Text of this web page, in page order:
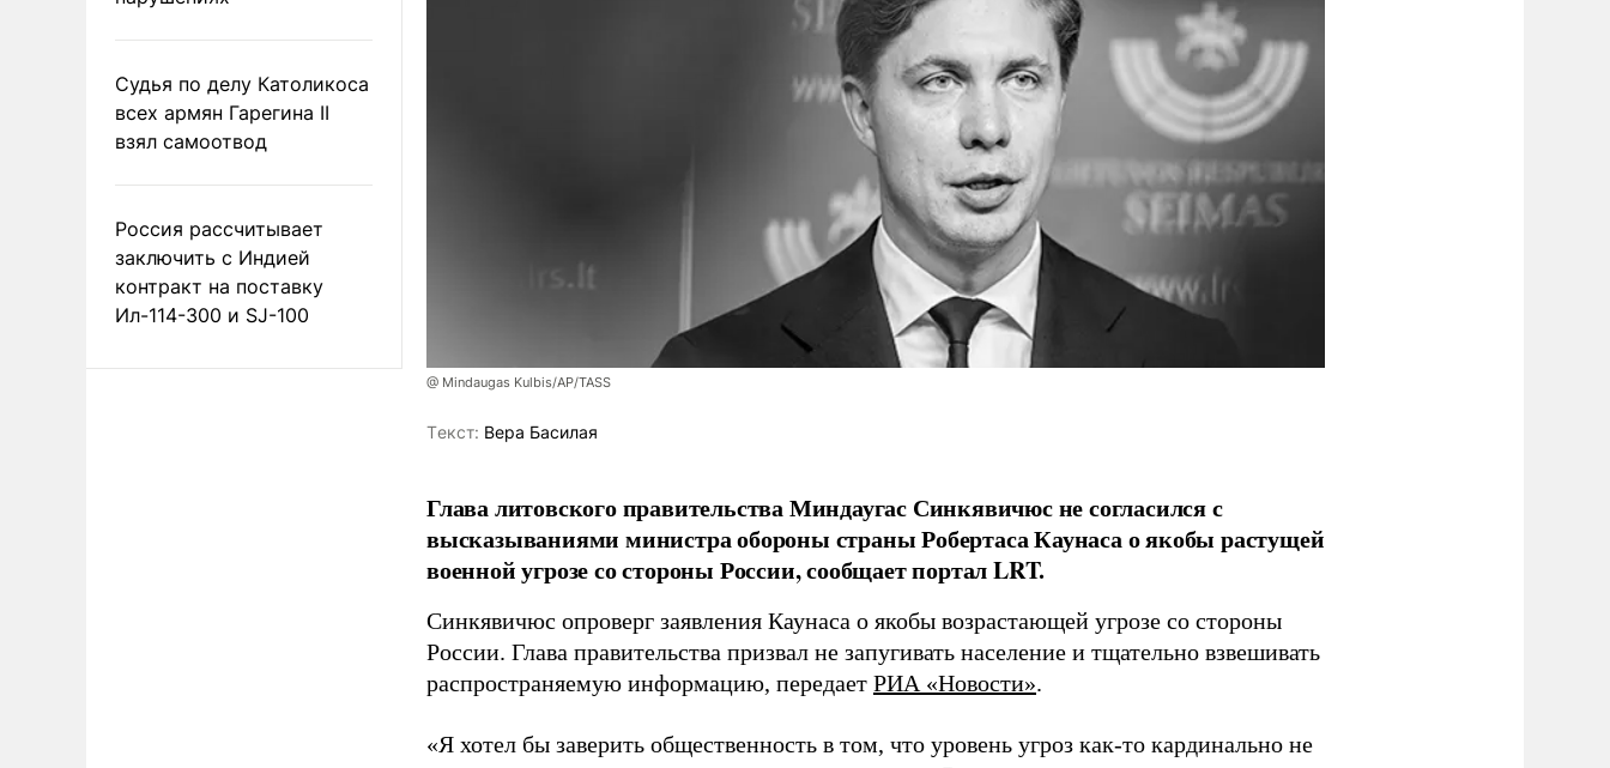
Судья по делу Католикоса
всех армян Гарегина II
взял самоотвод
Россия рассчитывает
заключить с Индией
контракт на поставку
Ил-114-300 и SJ-100
@ Mindaugas Kulbis/AP/TASS
Tекст: Вера Басилая
Глава литовского правительства Миндаугас Синкявичюс не согласился с
высказываниями министра обороны страны Робертаса Каунаса о якобы растущей
военной угрозе со стороны России, сообщает портал LRT.
Синкявичюс опроверг заявления Каунаса о якобы возрастающей угрозе со стороны
России. Глава правительства призвал не запугивать население и тщательно взвешивать
распространяемую информацию, передает РИА «Новости».
«Я хотел бы заверить общественность в том, что уровень угроз как-то кардинально не